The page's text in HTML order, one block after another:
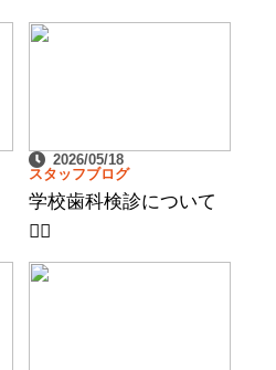
2026/05/18
スタッフブログ
学校歯科検診について
👩‍⚕️